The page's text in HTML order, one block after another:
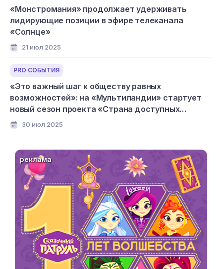
«Монстромания» продолжает удерживать
лидирующие позиции в эфире телеканала
«Солнце»
21 июл 2025
PRO СОБЫТИЯ
«Это важный шаг к обществу равных
возможностей»: на «Мультиландии» стартует
новый сезон проекта «Страна доступных
мультфильмов»
30 июл 2025
реклама